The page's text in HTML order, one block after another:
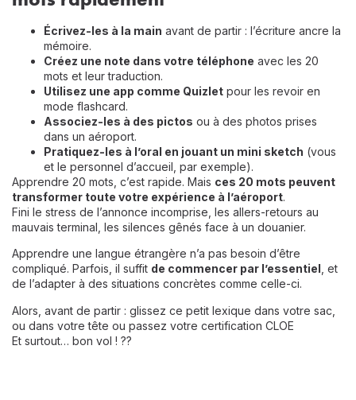
Écrivez-les à la main avant de partir : l’écriture ancre la
mémoire.
Créez une note dans votre téléphone avec les 20
mots et leur traduction.
Utilisez une app comme Quizlet pour les revoir en
mode flashcard.
Associez-les à des pictos ou à des photos prises
dans un aéroport.
Pratiquez-les à l’oral en jouant un mini sketch (vous
et le personnel d’accueil, par exemple).
Apprendre 20 mots, c’est rapide. Mais ces 20 mots peuvent
transformer toute votre expérience à l’aéroport.
Fini le stress de l’annonce incomprise, les allers-retours au
mauvais terminal, les silences gênés face à un douanier.
Apprendre une langue étrangère n’a pas besoin d’être
compliqué. Parfois, il suffit de commencer par l’essentiel, et
de l’adapter à des situations concrètes comme celle-ci.
Alors, avant de partir : glissez ce petit lexique dans votre sac,
ou dans votre tête ou passez votre certification CLOE
Et surtout… bon vol ! ??